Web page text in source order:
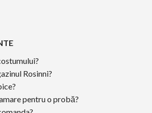
Rosinni?
pentru o probă?